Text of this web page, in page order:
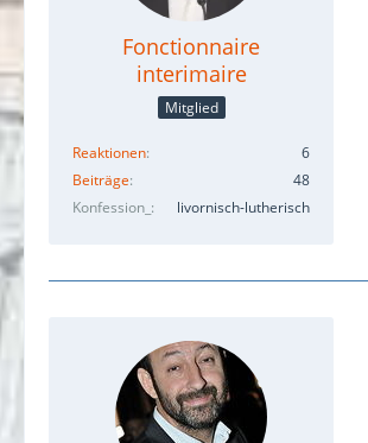
Fonctionnaire
interimaire
Mitglied
Reaktionen
6
Beiträge
48
Konfession_
livornisch-lutherisch